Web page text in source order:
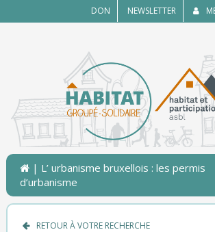
DON NEWSLETTER
| L’ urbanisme bruxellois : les permis
d’urbanisme
RETOUR À VOTRE RECHERCHE